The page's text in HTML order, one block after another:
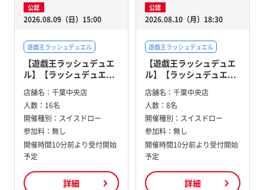
公認
2026.08.09（日）15:00
遊戯王ラッシュデュエル
【遊戯王ラッシュデュエ
ル】【ラッシュデュエ...
店舗名： 千葉中央店
人数： 16名
開催種別： スイスドロー
参加料： 無し
開催時間10分前より受付開始
予定
詳細
公認
2026.08.10（月）18:30
遊戯王ラッシュデュエル
【遊戯王ラッシュデュエ
ル】【ラッシュデュエ...
店舗名： 千葉中央店
人数： 8名
開催種別： スイスドロー
参加料： 無し
開催時間10分前より受付開始
予定
詳細